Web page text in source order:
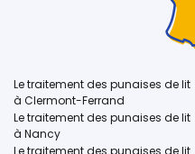
Le traitement des punaises de lit
à Clermont-Ferrand
Le traitement des punaises de lit
à Nancy
Le traitement des punaises de lit